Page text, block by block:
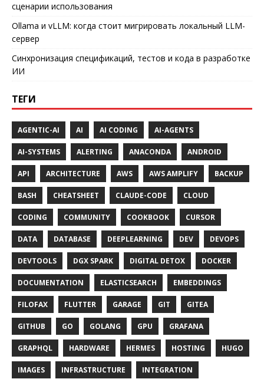
сценарии использования
Ollama и vLLM: когда стоит мигрировать локальный LLM-
сервер
Синхронизация спецификаций, тестов и кода в разработке
ИИ
ТЕГИ
AGENTIC-AI AI AI CODING AI-AGENTS
AI-SYSTEMS ALERTING ANACONDA ANDROID
API ARCHITECTURE AWS AWS AMPLIFY BACKUP
BASH CHEATSHEET CLAUDE-CODE CLOUD
CODING COMMUNITY COOKBOOK CURSOR
DATA DATABASE DEEPLEARNING DEV DEVOPS
DEVTOOLS DGX SPARK DIGITAL DETOX DOCKER
DOCUMENTATION ELASTICSEARCH EMBEDDINGS
FILOFAX FLUTTER GARAGE GIT GITEA
GITHUB GO GOLANG GPU GRAFANA
GRAPHQL HARDWARE HERMES HOSTING HUGO
IMAGES INFRASTRUCTURE INTEGRATION